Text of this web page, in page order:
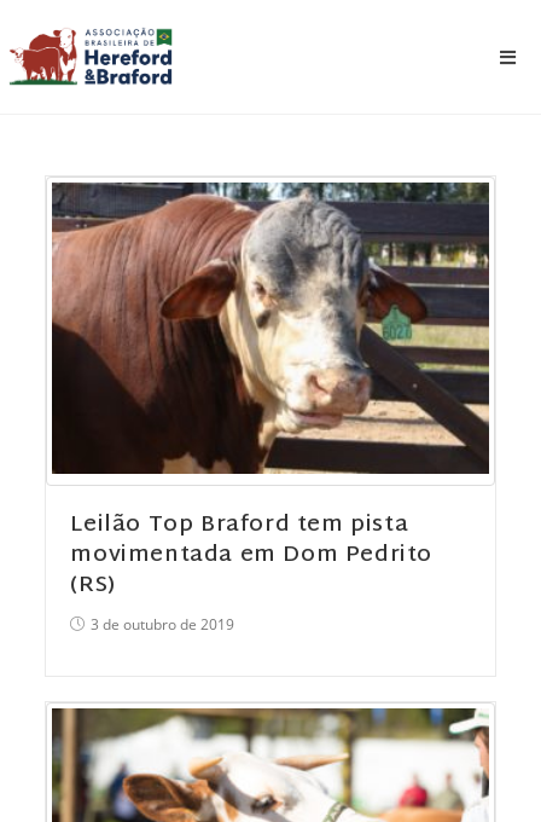
Leilão Top Braford tem pista
movimentada em Dom Pedrito
(RS)
3 de outubro de 2019